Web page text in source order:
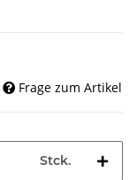
Frage zum Artikel
Stck.